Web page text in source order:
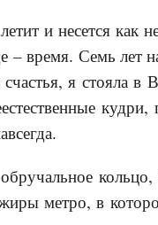
и несется как
– время. Семь лет
я стояла
метро, в